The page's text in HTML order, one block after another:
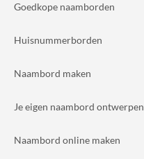
Goedkope naamborden
Huisnummerborden
Naambord maken
Je eigen naambord ontwerpen
Naambord online maken